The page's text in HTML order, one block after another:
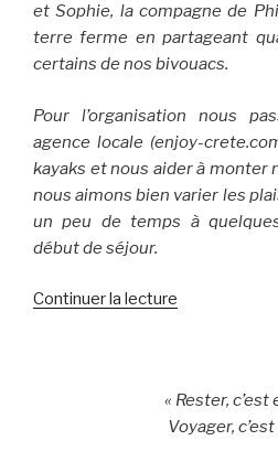
et Sophie, la compagne de
terre ferme en partageant
certains de nos bivouacs.
Pour l’organisation nous
agence locale (enjoy-
kayaks et nous aider à monter
nous aimons bien varier les
un peu de temps à
début de séjour.
Continuer la lecture
la
Crête
« Rester, c’est
Voyager,